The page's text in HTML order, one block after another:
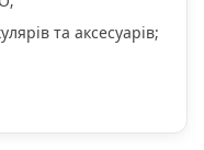
та аксесуарів;